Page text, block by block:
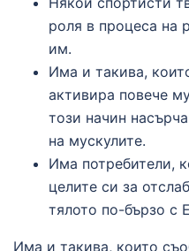
роля в процеса на
им.
Има и такива,
активира повече
този начин
на мускулите.
Има потребители,
целите си за
тялото по-бързо с
Има и такива, които